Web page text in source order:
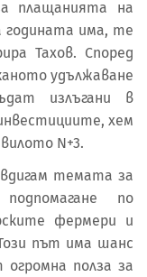
плащанията на
годината има, те
Тахов. Според
удължаване
излъгани в
хем
N+3.
темата за
по
фермери и
път има шанс
полза за